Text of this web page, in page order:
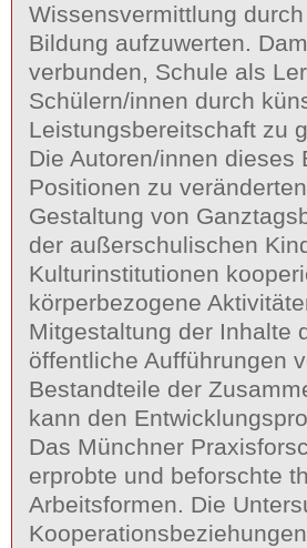
Wissensvermittlung
Bildung aufzuwerten.
verbunden, Schule als
Schülern/innen durch
Leistungsbereitschaft zu
Die Autoren/innen dieses
Positionen zu
Gestaltung von
der außerschulischen
Kulturinstitutionen
körperbezogene
Mitgestaltung der Inhalte
öffentliche Aufführungen
Bestandteile der
kann den
Das Münchner
erprobte und beforschte
Arbeitsformen. Die